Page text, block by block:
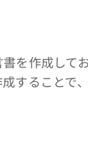
を作成して
することで